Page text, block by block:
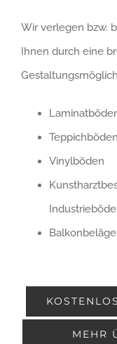
Wir verlegen bzw.
Ihnen durch eine
Teppichböden
Vinylböden
MEHR